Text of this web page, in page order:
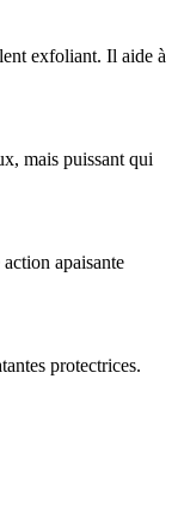
exfoliant. Il aide à
mais puissant qui
apaisante
protectrices.